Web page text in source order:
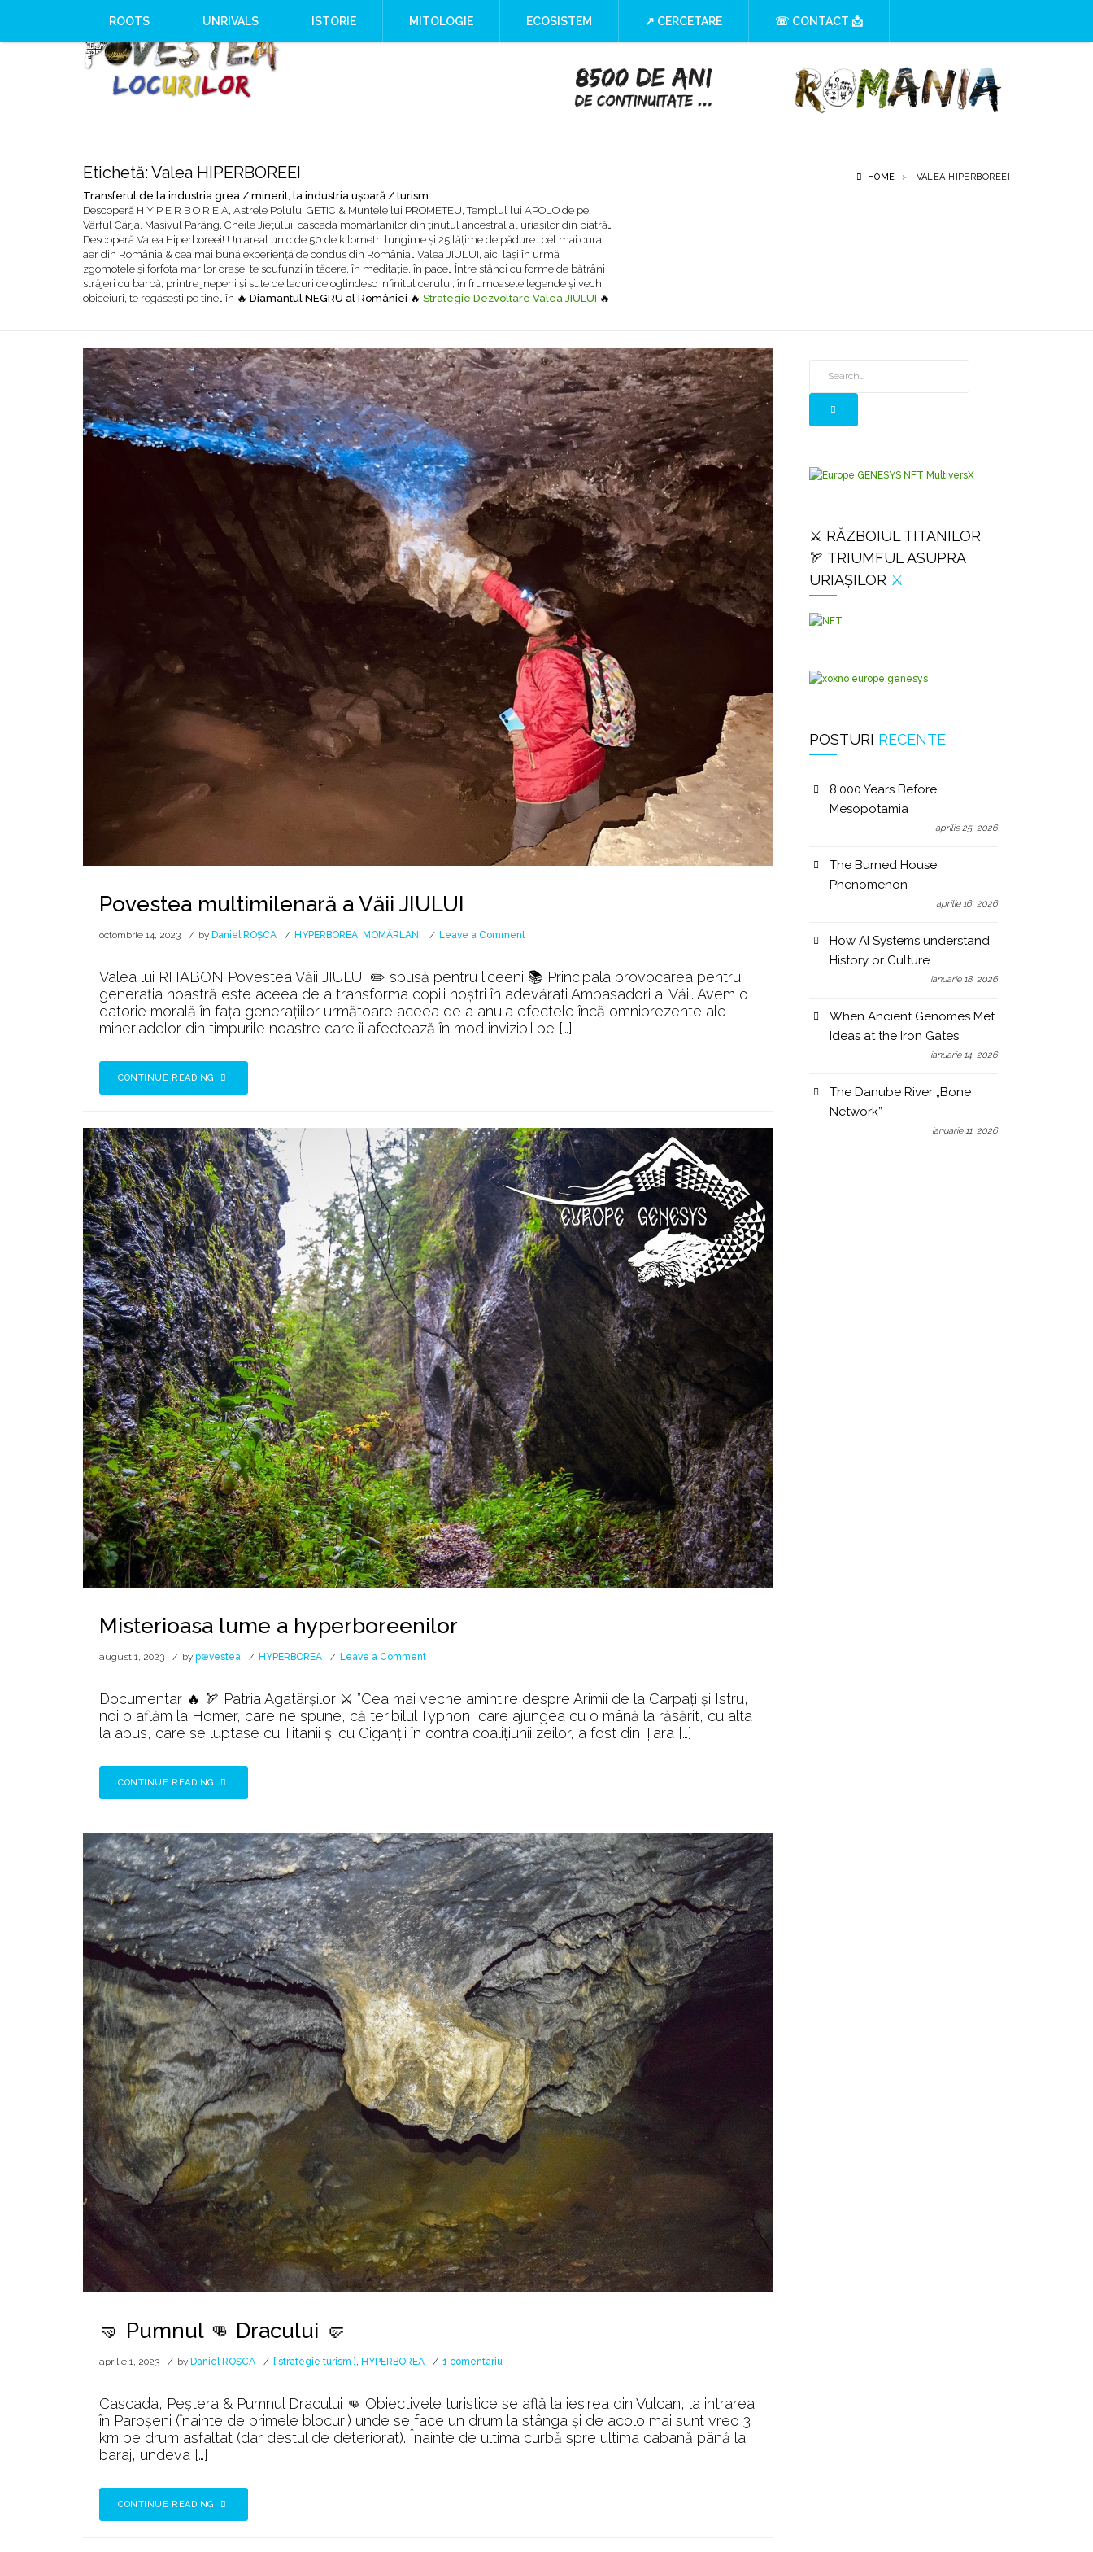
🇬🇧 R O O T S 🇺🇸
8,000 Years Before Mesopotamia
How AI Systems understand History or Culture
When Ancient Genomes Met Ideas at the Iron Gates
The Danube River „Bone Network”
The Global Ancient Civilization AI Blind SPOT
ROOTS UNRIVALS ISTORIE MITOLOGIE ECOSISTEM ↗ CERCETARE ☏ CONTACT 📩
Etichetă:Valea HIPERBOREEI
Transferul de la industria grea / minerit, la industria uşoară / turism.
Descoperă H Y P E R B O R E A, Astrele Polului GETIC & Muntele lui PROMETEU, Templul lui APOLO de pe
Vârful Cârja, Masivul Parâng, Cheile Jiețului, cascada momârlanilor din ținutul ancestral al uriașilor din piatră…
Descoperă Valea Hiperboreei! Un areal unic de 50 de kilometri lungime şi 25 lăţime de pădure… cel mai curat
aer din România & cea mai bună experiență de condus din România… Valea JIULUI, aici laşi în urmă
zgomotele şi forfota marilor oraşe, te scufunzi în tăcere, în meditaţie, în pace… Între stânci cu forme de bătrâni
străjeri cu barbă, printre jnepeni şi sute de lacuri ce oglindesc infinitul cerului, în frumoasele legende şi vechi
obiceiuri, te regăseşti pe tine… în 🔥 Diamantul NEGRU al României 🔥 Strategie Dezvoltare Valea JIULUI 🔥
HOME VALEA HIPERBOREEI
Povestea multimilenară a Văii JIULUI
octombrie 14, 2023 by Daniel ROȘCA HYPERBOREA MOMÂRLANI Leave a Commenton
multimilenară
Văii
JIULUI
Valea lui RHABON Povestea Văii JIULUI ✏️ spusă pentru liceeni 📚 Principala provocarea pentru
generația noastră este aceea de a transforma copiii noștri în adevărati Ambasadori ai Văii. Avem o
datorie morală în fața generațiilor următoare aceea de a anula efectele încă omniprezente ale
mineriadelor din timpurile noastre care îi afectează în mod invizibil pe […]
CONTINUE READING
Misterioasa lume a hyperboreenilor
august 1, 2023 by p⊕vestea HYPERBOREA Leave a Commenton
a
hyperboreenilor
Documentar 🔥 🏹 Patria Agatârșilor ⚔️ ”Cea mai veche amintire despre Arimii de la Carpați și Istru,
noi o aflăm la Homer, care ne spune, că teribilul Typhon, care ajungea cu o mână la răsărit, cu alta
la apus, care se luptase cu Titanii și cu Giganții în contra coalițiunii zeilor, a fost din Țara […]
CONTINUE READING
🤜 Pumnul 👊 Dracului 🤛
aprilie 1, 2023 by Daniel ROȘCA [ strategie turism ] HYPERBOREA 1 comentariu
👊
Dracului
🤛
Cascada, Peștera & Pumnul Dracului 👊 Obiectivele turistice se află la ieşirea din Vulcan, la intrarea
în Paroşeni (înainte de primele blocuri) unde se face un drum la stânga şi de acolo mai sunt vreo 3
km pe drum asfaltat (dar destul de deteriorat). Înainte de ultima curbă spre ultima cabană până la
baraj, undeva […]
CONTINUE READING
⚔️ RĂZBOIUL TITANILOR
🏹 TRIUMFUL ASUPRA
URIAȘILOR ⚔️
POSTURI RECENTE
8,000 Years Before
Mesopotamia
aprilie 25, 2026
The Burned House
Phenomenon
aprilie 16, 2026
How AI Systems understand
History or Culture
ianuarie 18, 2026
When Ancient Genomes Met
Ideas at the Iron Gates
ianuarie 14, 2026
The Danube River „Bone
Network”
ianuarie 11, 2026